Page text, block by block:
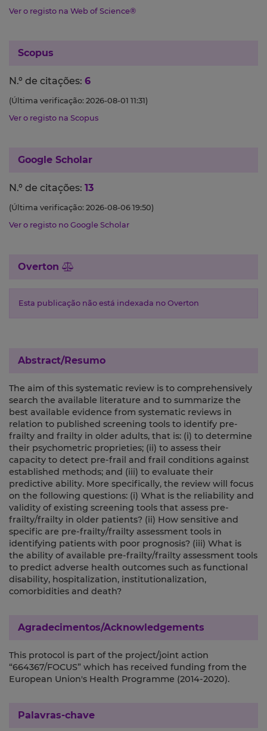
Ver o registo na Web of Science®
Scopus
N.º de citações: 6
(Última verificação: 2026-08-01 11:31)
Ver o registo na Scopus
Google Scholar
N.º de citações: 13
(Última verificação: 2026-08-06 19:50)
Ver o registo no Google Scholar
Overton
Esta publicação não está indexada no Overton
Abstract/Resumo
The aim of this systematic review is to comprehensively
search the available literature and to summarize the
best available evidence from systematic reviews in
relation to published screening tools to identify pre-
frailty and frailty in older adults, that is: (i) to determine
their psychometric proprieties; (ii) to assess their
capacity to detect pre-frail and frail conditions against
established methods; and (iii) to evaluate their
predictive ability. More specifically, the review will focus
on the following questions: (i) What is the reliability and
validity of existing screening tools that assess pre-
frailty/frailty in older patients? (ii) How sensitive and
specific are pre-frailty/frailty assessment tools in
identifying patients with poor prognosis? (iii) What is
the ability of available pre-frailty/frailty assessment tools
to predict adverse health outcomes such as functional
disability, hospitalization, institutionalization,
comorbidities and death?
Agradecimentos/Acknowledgements
This protocol is part of the project/joint action
“664367/FOCUS” which has received funding from the
European Union's Health Programme (2014-2020).
Palavras-chave